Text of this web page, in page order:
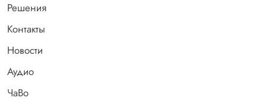
Решения
Контакты
Новости
Аудио
ЧаВо